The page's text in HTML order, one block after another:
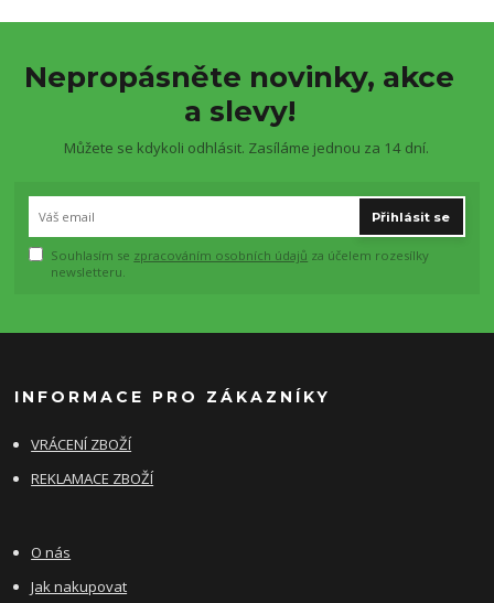
Nepropásněte novinky, akce
a slevy!
Můžete se kdykoli odhlásit. Zasíláme jednou za 14 dní.
Přihlásit se
Souhlasím se zpracováním osobních údajů za účelem rozesílky
newsletteru.
INFORMACE PRO ZÁKAZNÍKY
VRÁCENÍ ZBOŽÍ
REKLAMACE ZBOŽÍ
O nás
Jak nakupovat